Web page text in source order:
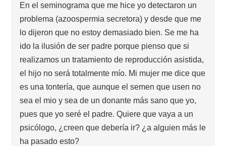
En el seminograma que me hice yo detectaron un
problema (azoospermia secretora) y desde que me
lo dijeron que no estoy demasiado bien. Se me ha
ido la ilusión de ser padre porque pienso que si
realizamos un tratamiento de reproducción asistida,
el hijo no será totalmente mío. Mi mujer me dice que
es una tontería, que aunque el semen que usen no
sea el mio y sea de un donante más sano que yo,
pues que yo seré el padre. Quiere que vaya a un
psicólogo, ¿creen que debería ir? ¿a alguien más le
ha pasado esto?